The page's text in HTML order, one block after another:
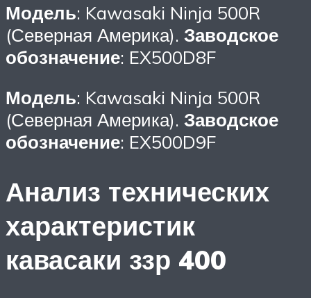
Модель: Kawasaki Ninja 500R
(Северная Америка). Заводское
обозначение: EX500D8F
Модель: Kawasaki Ninja 500R
(Северная Америка). Заводское
обозначение: EX500D9F
Анализ технических
характеристик
кавасаки ззр 400